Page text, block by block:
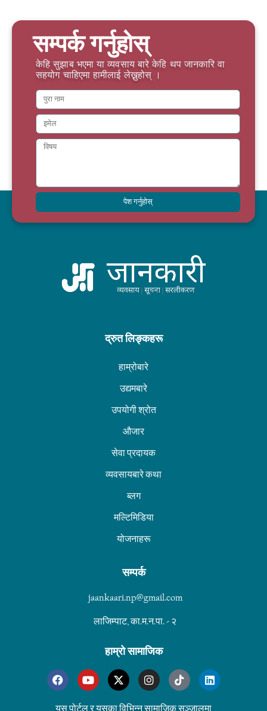
सम्पर्क गर्नुहोस्
केहि सुझाब भएमा या व्यवसाय बारे केहि थप जानकारि वा
सहयोग चाहिएमा हामीलाई लेख्नुहोस् ।
पेश गर्नुहोस्
द्रुत लिङ्कहरू
हाम्रोबारे
उद्यमबारे
उपयोगी श्रोत
औजार
सेवा प्रदायक
व्यवसायबारे कथा
ब्लग
मल्टिमिडिया
योजनाहरू
सम्पर्क
jaankaari.np@gmail.com
लाजिम्पाट, का.म.न.पा. - २
हाम्रो सामाजिक
यस पोर्टल र यसका विभिन्न सामाजिक सञ्जालमा